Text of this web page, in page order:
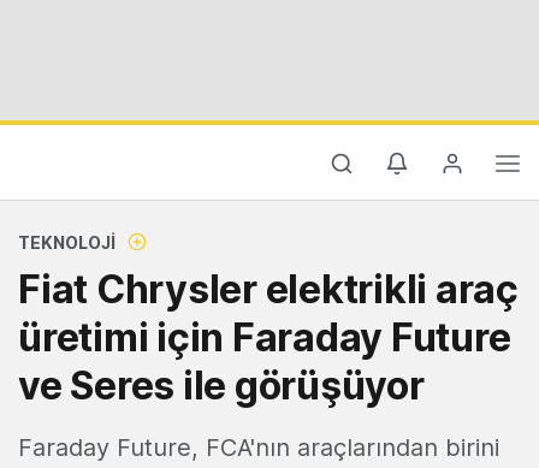
TEKNOLOJI
Fiat Chrysler elektrikli araç
üretimi için Faraday Future
ve Seres ile görüşüyor
Faraday Future, FCA'nın araçlarından birini